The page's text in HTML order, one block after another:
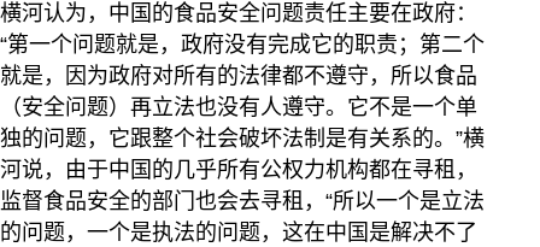
横河认为，中国的食品安全问题责任主要在政府：
“第一个问题就是，政府没有完成它的职责；第二个
就是，因为政府对所有的法律都不遵守，所以食品
（安全问题）再立法也没有人遵守。它不是一个单
独的问题，它跟整个社会破坏法制是有关系的。”横
河说，由于中国的几乎所有公权力机构都在寻租，
监督食品安全的部门也会去寻租，“所以一个是立法
的问题，一个是执法的问题，这在中国是解决不了